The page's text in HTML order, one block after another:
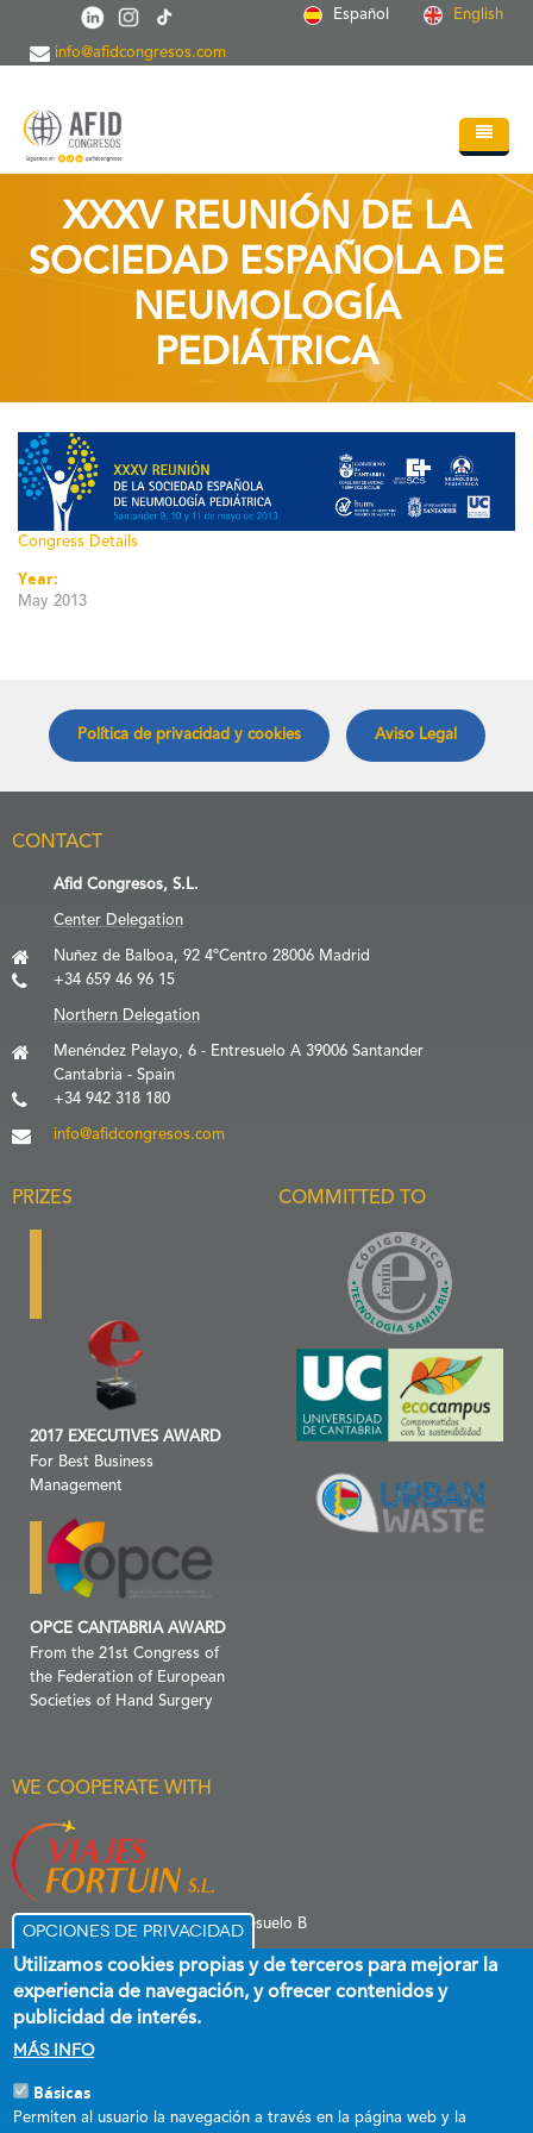
Skip to main content Español English
info@afidcongresos.com
About AFID
Blog
Contact
XXXV REUNIÓN DE LA
SOCIEDAD ESPAÑOLA DE
NEUMOLOGÍA
PEDIÁTRICA
Congress Details
Year:
May 2013
Política de privacidad y cookies Aviso Legal
CONTACT
Afid Congresos, S.L.
Center Delegation
Nuñez de Balboa, 92 4ºCentro 28006 Madrid
+34 659 46 96 15
Northern Delegation
Menéndez Pelayo, 6 - Entresuelo A 39006 Santander
Cantabria - Spain
+34 942 318 180
info@afidcongresos.com
PRIZES
2017 EXECUTIVES AWARD
For Best Business
Management
OPCE CANTABRIA AWARD
From the 21st Congress of
the Federation of European
Societies of Hand Surgery
COMMITTED TO
WE COOPERATE WITH
C/ Menéndez Pelayo 6 Entresuelo B
Esta empresa ha recibido una subvención destinada a promover el
Opciones de privacidad
Utilizamos cookies propias y de terceros para mejorar la
experiencia de navegación, y ofrecer contenidos y
publicidad de interés.
Más info
Básicas
Permiten al usuario la navegación a través en la página web y la